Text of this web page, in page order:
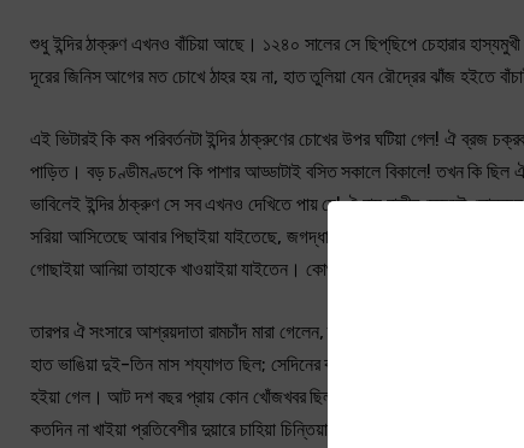
শুধু ইন্দির ঠাক্‌রুণ এখনও বাঁচিয়া আছে। ১২৪০ সালের সে ছিপ্‌ছিপে চেহারার
দূরের জিনিস আগের মত চোখে ঠাহর হয় না, হাত তুলিয়া যেন রৌদ্রের ঝাঁজ হইতে
এই ভিটারই কি কম পরিবর্তনটা ইন্দির ঠাক্‌রুণের চোখের উপর ঘটিয়া গেল! ঐ ব্রজ
পাড়িত। বড় চণ্ডীমণ্ডপে কি পাশার আড্ডাটাই বসিত সকালে বিকালে! তখন কি
ভাবিলেই ইন্দির ঠাক্‌রুণ সে সব এখনও দেখিতে পায় যে! ঐ রায় বাড়ীর মেজবৌ
সরিয়া আসিতেছে আবার পিছাইয়া যাইতেছে, জগদ্ধাত্রীর মত রূপ, তেমনি
গোছাইয়া আনিয়া তাহাকে খাওয়াইয়া যাইতেন। কোথায় গেল কে! সেকালের আর কেহ
তারপর ঐ সংসারে আশ্রয়দাতা রামচাঁদ মারা গেলেন, তাঁর ছেলে হরিহর তো হইল
হাত ভাঙিয়া দুই-তিন মাস শয্যাগত ছিল; সেদিনের কথা। ধূমধাম করিয়া অল্প বয়সে
হইয়া গেল। আট দশ বছর প্রায় কোন খোঁজখবর ছিল না—কালেভদ্রে এক-আধখানা
কতদিন না খাইয়া প্রতিবেশীর দুয়ারে চাহিয়া চিন্তিয়া তাহার দিন গিয়াছে।